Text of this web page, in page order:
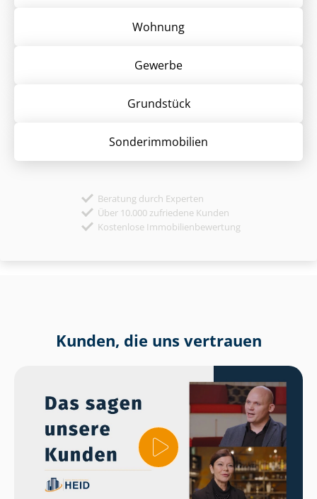
Wohnung
Gewerbe
Grund­stück
Sonder­immobilien
Beratung durch Experten
Über 10.000 zufriedene Kunden
Kostenlose Immobilienbewertung
Kunden, die uns vertrauen